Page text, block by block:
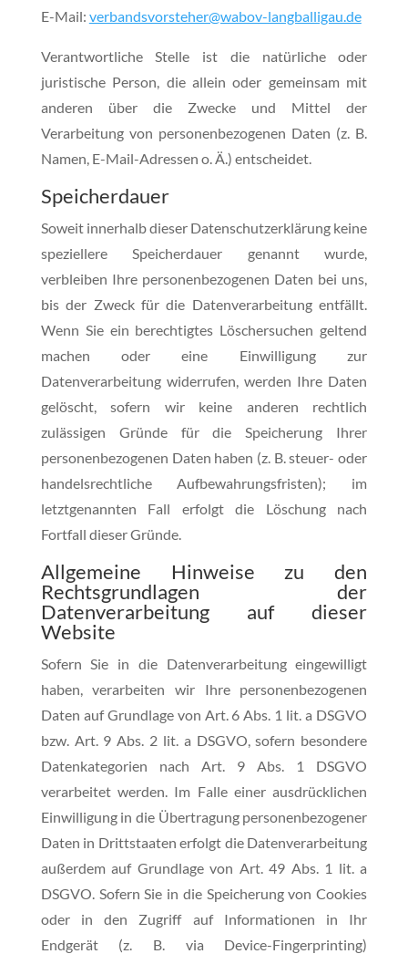
E-Mail: verbandsvorsteher@wabov-langballigau.de
Verantwortliche Stelle ist die natürliche oder
juristische Person, die allein oder gemeinsam mit
anderen über die Zwecke und Mittel der
Verarbeitung von personenbezogenen Daten (z. B.
Namen, E-Mail-Adressen o. Ä.) entscheidet.
Speicherdauer
Soweit innerhalb dieser Datenschutzerklärung keine
speziellere Speicherdauer genannt wurde,
verbleiben Ihre personenbezogenen Daten bei uns,
bis der Zweck für die Datenverarbeitung entfällt.
Wenn Sie ein berechtigtes Löschersuchen geltend
machen oder eine Einwilligung zur
Datenverarbeitung widerrufen, werden Ihre Daten
gelöscht, sofern wir keine anderen rechtlich
zulässigen Gründe für die Speicherung Ihrer
personenbezogenen Daten haben (z. B. steuer- oder
handelsrechtliche Aufbewahrungsfristen); im
letztgenannten Fall erfolgt die Löschung nach
Fortfall dieser Gründe.
Allgemeine Hinweise zu den
Rechtsgrundlagen der
Datenverarbeitung auf dieser
Website
Sofern Sie in die Datenverarbeitung eingewilligt
haben, verarbeiten wir Ihre personenbezogenen
Daten auf Grundlage von Art. 6 Abs. 1 lit. a DSGVO
bzw. Art. 9 Abs. 2 lit. a DSGVO, sofern besondere
Datenkategorien nach Art. 9 Abs. 1 DSGVO
verarbeitet werden. Im Falle einer ausdrücklichen
Einwilligung in die Übertragung personenbezogener
Daten in Drittstaaten erfolgt die Datenverarbeitung
außerdem auf Grundlage von Art. 49 Abs. 1 lit. a
DSGVO. Sofern Sie in die Speicherung von Cookies
oder in den Zugriff auf Informationen in Ihr
Endgerät (z. B. via Device-Fingerprinting)